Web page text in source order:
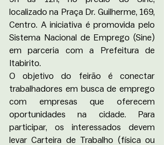
localizado na Praça Dr. Guilherme, 169,
Centro. A iniciativa é promovida pelo
Sistema Nacional de Emprego (Sine)
em parceria com a Prefeitura de
Itabirito.
O objetivo do feirão é conectar
trabalhadores em busca de emprego
com empresas que oferecem
oportunidades na cidade. Para
participar, os interessados devem
levar Carteira de Trabalho (física ou